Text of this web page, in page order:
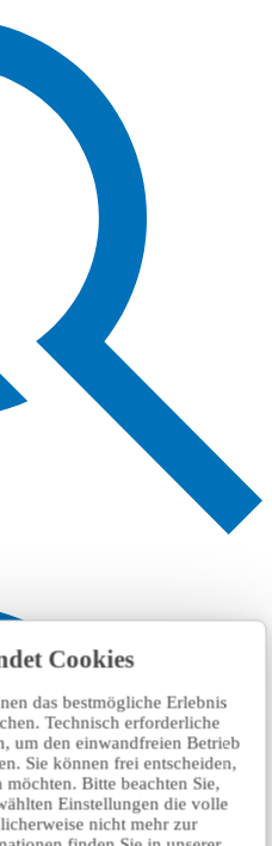
Cookies
das bestmögliche Erlebnis
Technisch erforderliche
um den einwandfreien Betrieb
Sie können frei entscheiden,
Bitte beachten Sie,
Einstellungen die volle
nicht mehr zur